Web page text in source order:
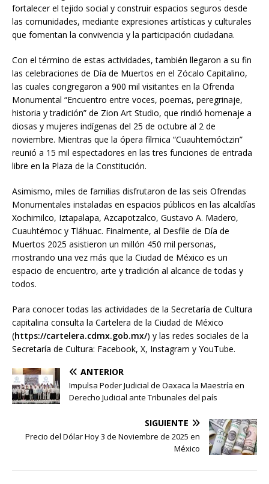
fortalecer el tejido social y construir espacios seguros desde
las comunidades, mediante expresiones artísticas y culturales
que fomentan la convivencia y la participación ciudadana.
Con el término de estas actividades, también llegaron a su fin
las celebraciones de Día de Muertos en el Zócalo Capitalino,
las cuales congregaron a 900 mil visitantes en la Ofrenda
Monumental “Encuentro entre voces, poemas, peregrinaje,
historia y tradición” de Zion Art Studio, que rindió homenaje a
diosas y mujeres indígenas del 25 de octubre al 2 de
noviembre. Mientras que la ópera fílmica “Cuauhtemóctzin”
reunió a 15 mil espectadores en las tres funciones de entrada
libre en la Plaza de la Constitución.
Asimismo, miles de familias disfrutaron de las seis Ofrendas
Monumentales instaladas en espacios públicos en las alcaldías
Xochimilco, Iztapalapa, Azcapotzalco, Gustavo A. Madero,
Cuauhtémoc y Tláhuac. Finalmente, al Desfile de Día de
Muertos 2025 asistieron un millón 450 mil personas,
mostrando una vez más que la Ciudad de México es un
espacio de encuentro, arte y tradición al alcance de todas y
todos.
Para conocer todas las actividades de la Secretaría de Cultura
capitalina consulta la Cartelera de la Ciudad de México
(https://cartelera.cdmx.gob.mx/) y las redes sociales de la
Secretaría de Cultura: Facebook, X, Instagram y YouTube.
ANTERIOR
Impulsa Poder Judicial de Oaxaca la Maestría en
Derecho Judicial ante Tribunales del país
SIGUIENTE
Precio del Dólar Hoy 3 de Noviembre de 2025 en
México